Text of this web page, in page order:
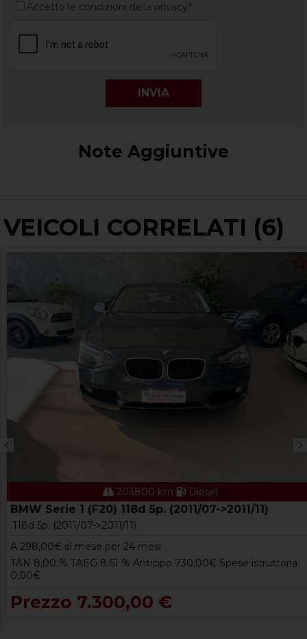
Accetto le condizioni della privacy*
Note Aggiuntive
VEICOLI CORRELATI (6)
203800 km Diesel
BMW Serie 1 (F20) 118d 5p. (2011/07->2011/11)
118d 5p. (2011/07->2011/11)
A 298,00€ al mese per 24 mesi
TAN 8,00 % TAEG 8.61 % Anticipo 730,00€ Spese istruttoria
0,00€
Prezzo 7.300,00 €